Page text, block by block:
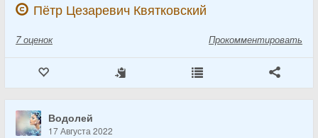
Пётр Цезаревич Квятковский
7 оценок Прокомментировать
Водолей
17 Августа 2022